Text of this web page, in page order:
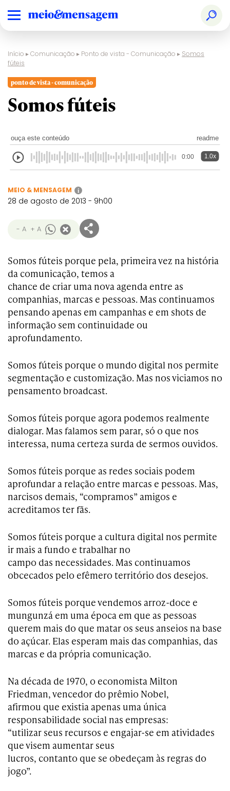
Início ▸Comunicação ▸ Ponto de vista - Comunicação ▸ Somos
fúteis
ponto de vista - comunicação
Somos fúteis
ouça este conteúdo readme
0:00 1.0x
MEIO & MENSAGEM i
28 de agosto de 2013 - 9h00
- A + A
Somos fúteis porque pela, primeira vez na história
da comunicação, temos a
chance de criar uma nova agenda entre as
companhias, marcas e pessoas. Mas continuamos
pensando apenas em campanhas e em shots de
informação sem continuidade ou
aprofundamento.
Somos fúteis porque o mundo digital nos permite
segmentação e customização. Mas nos viciamos no
pensamento broadcast.
Somos fúteis porque agora podemos realmente
dialogar. Mas falamos sem parar, só o que nos
interessa, numa certeza surda de sermos ouvidos.
Somos fúteis porque as redes sociais podem
aprofundar a relação entre marcas e pessoas. Mas,
narcisos demais, “compramos” amigos e
acreditamos ter fãs.
Somos fúteis porque a cultura digital nos permite
ir mais a fundo e trabalhar no
campo das necessidades. Mas continuamos
obcecados pelo efêmero território dos desejos.
Somos fúteis porque vendemos arroz-doce e
mungunzá em uma época em que as pessoas
querem mais do que matar os seus anseios na base
do açúcar. Elas esperam mais das companhias, das
marcas e da própria comunicação.
Na década de 1970, o economista Milton
Friedman, vencedor do prêmio Nobel,
afirmou que existia apenas uma única
responsabilidade social nas empresas:
“utilizar seus recursos e engajar-se em atividades
que visem aumentar seus
lucros, contanto que se obedeçam às regras do
jogo”.